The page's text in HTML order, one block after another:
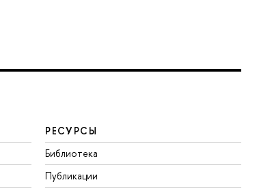
РЕСУРСЫ
Библиотека
Публикации